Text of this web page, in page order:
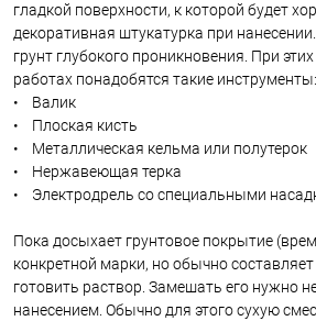
гладкой поверхности, к которой будет
декоративная штукатурка при
грунт глубокого проникновения. При
работах понадобятся такие инструменты:
• Валик
• Плоская кисть
• Металлическая кельма или полутерок
• Нержавеющая терка
• Электродрель со специальными
Пока досыхает грунтовое покрытие
конкретной марки, но обычно
готовить раствор. Замешать его нужно
нанесением. Обычно для этого сухую